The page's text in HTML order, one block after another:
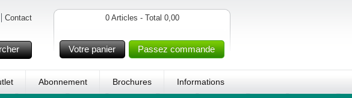
Contact 0 Articles - Total 0,00
Votre panier Passez commande
Abonnement Brochures Informations